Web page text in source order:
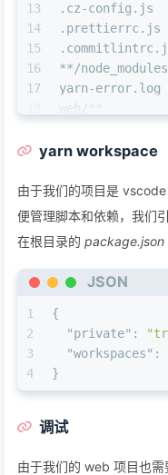
13
14
15
16
17
.cz-config.js
.prettierrc.js
**/
yarn-error.log
web/**
yarn workspace
由于我们的项目是
便管理脚本和依赖，我们
在根目录的 package.json
JSON
1
2
3
4
{
"private" :
"workspaces" :
}
调试
由于我们的 web 项目也